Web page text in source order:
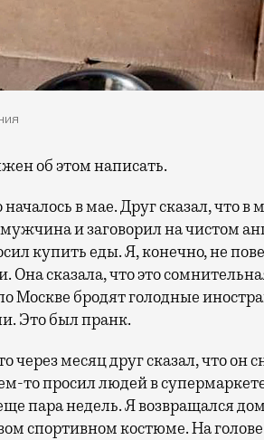
об этом написать.
началось в мае. Друг сказал, что
и заговорил на чистом
купить еды. Я, конечно, не
Она сказала, что это
Москве бродят голодные
Это был пранк.
через месяц друг сказал, что он
то просил людей в
пара недель. Я возвращался
спортивном костюме. На